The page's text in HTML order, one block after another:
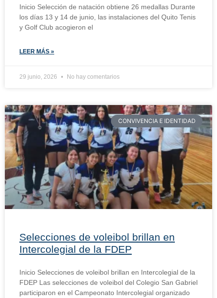
Inicio Selección de natación obtiene 26 medallas Durante
los días 13 y 14 de junio, las instalaciones del Quito Tenis
y Golf Club acogieron el
LEER MÁS »
29 junio, 2026 No hay comentarios
CONVIVENCIA E IDENTIDAD
Selecciones de voleibol brillan en
Intercolegial de la FDEP
Inicio Selecciones de voleibol brillan en Intercolegial de la
FDEP Las selecciones de voleibol del Colegio San Gabriel
participaron en el Campeonato Intercolegial organizado